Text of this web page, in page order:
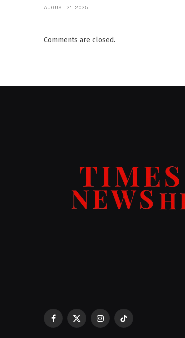
AUGUST 21, 2025
Comments are closed.
Facebook
X
Instagram
TikTok